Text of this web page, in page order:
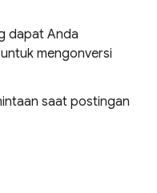
dapat Anda
mengonversi
saat postingan